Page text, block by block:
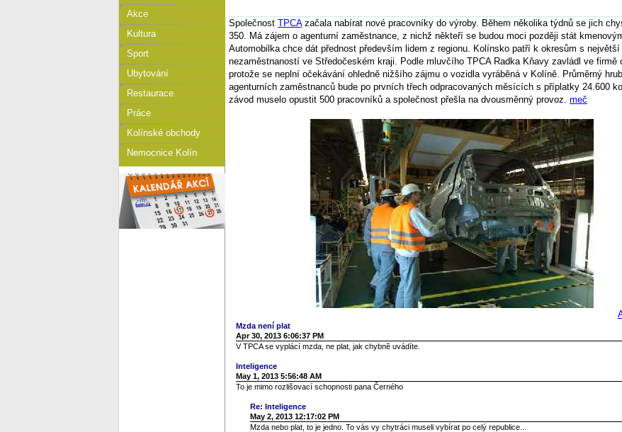
Akce
Kultura
Sport
Ubytování
Restaurace
Práce
Kolínské obchody
Nemocnice Kolín
Společnost TPCAzačala nabírat nové pracovníky do výroby. Během několika týdnů se jich
350. Má zájem o agenturní zaměstnance, z nichž někteří se budou moci později stát
Automobilka chce dát přednost především lidem z regionu. Kolínsko patří k okresům s největší
nezaměstnaností ve Středočeském kraji. Podle mluvčího TPCA Radka Kňavy zavládl ve firmě
protože se neplní očekávání ohledně nižšího zájmu o vozidla vyráběná v Kolíně. Průměrný
agenturních zaměstnanců bude po prvních třech odpracovaných měsících s příplatky 24.600
závod muselo opustit 500 pracovníků a společnost přešla na dvousměnný provoz. meč
Mzda není plat
Apr 30, 2013 6:06:37 PM
V TPCA se vyplácí mzda, ne plat, jak chybně uvádíte.
Inteligence
May 1, 2013 5:56:48 AM
To je mimo rozlišovací schopnosti pana Černého
Re: Inteligence
May 2, 2013 12:17:02 PM
Mzda nebo plat, to je jedno. To vás vy chytráci museli vybírat po celý republice...